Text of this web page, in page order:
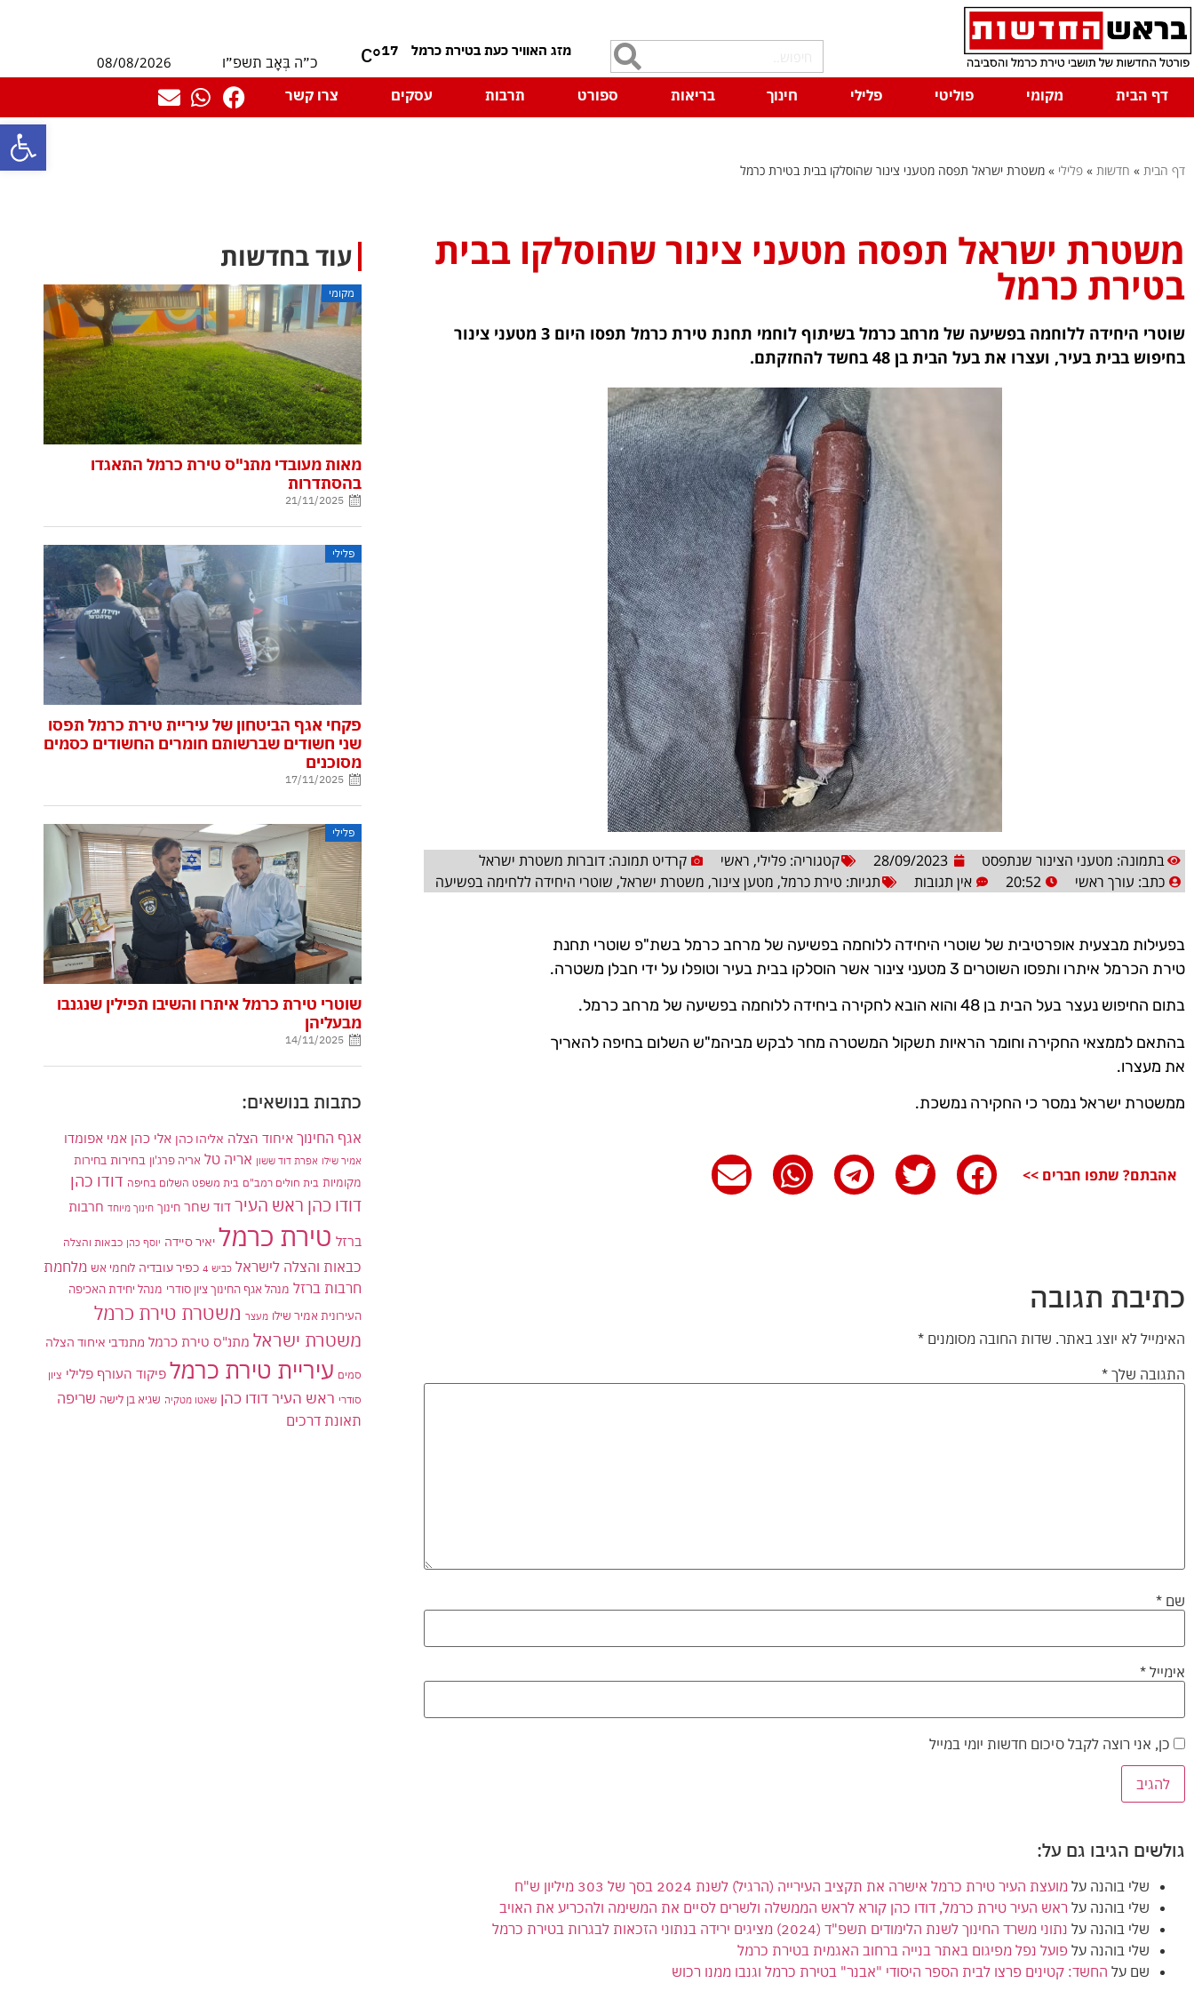
פתח
17
°C כ״ה בְּאָב תשפ״ו
08/08/2026
דף הבית
מקומי פוליטי פלילי חינוך בריאות ספורט תרבות עסקים צרו קשר
דף הבית » חדשות » פלילי » משטרת ישראל תפסה מטעני צינור שהוסלקו בבית בטירת כרמל
משטרת ישראל תפסה מטעני צינור שהוסלקו בבית
בטירת כרמל
שוטרי היחידה ללוחמה בפשיעה של מרחב כרמל בשיתוף לוחמי תחנת טירת כרמל תפסו היום 3 מטעני צינור
בחיפוש בבית בעיר, ועצרו את בעל הבית בן 48 בחשד להחזקתם.
בתמונה: מטעני הצינור שנתפסט 28/09/2023 קטגוריה: פלילי, ראשי
קרדיט תמונה: דוברות משטרת ישראל
כתב: עורך ראשי 20:52 אין תגובות תגיות: טירת כרמל, מטען צינור, משטרת ישראל, שוטרי היחידה ללחימה בפשיעה
בפעילות מבצעית אופרטיבית של שוטרי היחידה ללוחמה בפשיעה של מרחב כרמל בשת"פ שוטרי תחנת
טירת הכרמל איתרו ותפסו השוטרים 3 מטעני צינור אשר הוסלקו בבית בעיר וטופלו על ידי חבלן משטרה.
בתום החיפוש נעצר בעל הבית בן 48 והוא הובא לחקירה ביחידה ללוחמה בפשיעה של מרחב כרמל.
בהתאם לממצאי החקירה וחומר הראיות תשקול המשטרה מחר לבקש מביהמ"ש השלום בחיפה להאריך
את מעצרו.
ממשטרת ישראל נמסר כי החקירה נמשכת.
אהבתם? שתפו חברים >>
כתיבת תגובה
האימייל לא יוצג באתר. שדות החובה מסומנים *
התגובה שלך *
שם *
אימייל *
כן, אני רוצה לקבל סיכום חדשות יומי במייל
גולשים הגיבו גם על:
שלי בוהנה על מועצת העיר טירת כרמל אישרה את תקציב העירייה (הרגיל) לשנת 2024 בסך של 303 מיליון ש"ח
שלי בוהנה על ראש העיר טירת כרמל, דודו כהן קורא לראש הממשלה ולשרים לסיים את המשימה ולהכריע את האויב
שלי בוהנה על נתוני משרד החינוך לשנת הלימודים תשפ"ד (2024) מציגים ירידה בנתוני הזכאות לבגרות בטירת כרמל
שלי בוהנה על פועל נפל מפיגום באתר בנייה ברחוב האגמית בטירת כרמל
שם על החשד: קטינים פרצו לבית הספר היסודי "אבנר" בטירת כרמל וגנבו ממנו רכוש
עוד בחדשות
מקומי
מאות מעובדי מתנ"ס טירת כרמל התאגדו
בהסתדרות
21/11/2025
פלילי
פקחי אגף הביטחון של עיריית טירת כרמל תפסו
שני חשודים שברשותם חומרים החשודים כסמים
מסוכנים
17/11/2025
פלילי
שוטרי טירת כרמל איתרו והשיבו תפילין שנגנבו
מבעליהן
14/11/2025
כתבות בנושאים:
אגף החינוך איחוד הצלה אליהו כהן אלי כהן אמי אפומדו
אמיר שילו אפרת דוד ששון אריה טל אריה פרג'ון בחירות בחירות
מקומיות בית חולים רמב"ם בית משפט השלום בחיפה דודו כהן
דודו כהן ראש העיר דוד שחר חינוך חינוך מיוחד חרבות
ברזל טירת כרמל יאיר סיידה יוסף כהן כבאות והצלה
כבאות והצלה לישראל כביש 4 כפיר עובדיה לוחמי אש מלחמת
חרבות ברזל מנהל אגף החינוך ציון סודרי מנהל יחידת האכיפה
העירונית אמיר שילו מעצר משטרת טירת כרמל
משטרת ישראל מתנ"ס טירת כרמל מתנדבי איחוד הצלה
סמים עיריית טירת כרמל פיקוד העורף פלילי ציון
סודרי ראש העיר דודו כהן שאטו מטקיה שגיא בן לישה שריפה
תאונת דרכים